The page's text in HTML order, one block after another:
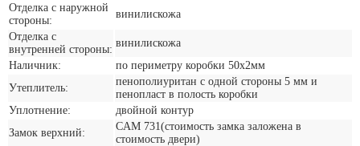
Отделка с наружной
стороны:
винилискожа
Отделка с
внутренней стороны:
винилискожа
Наличник:
по периметру коробки 50х2мм
Утеплитель:
пенополиуритан с одной стороны 5 мм и
пенопласт в полость коробки
Уплотнение:
двойной контур
Замок верхний:
CАМ 731(стоимость замка заложена в
стоимость двери)